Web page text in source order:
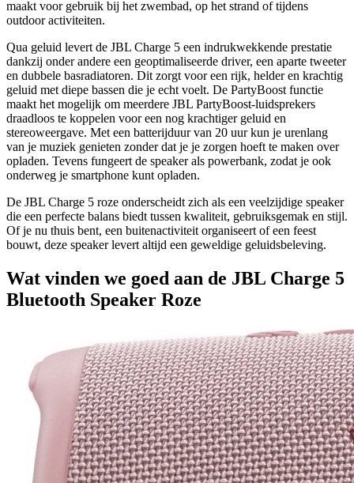
maakt voor gebruik bij het zwembad, op het strand of tijdens
outdoor activiteiten.
Qua geluid levert de JBL Charge 5 een indrukwekkende prestatie
dankzij onder andere een geoptimaliseerde driver, een aparte tweeter
en dubbele basradiatoren. Dit zorgt voor een rijk, helder en krachtig
geluid met diepe bassen die je echt voelt. De PartyBoost functie
maakt het mogelijk om meerdere JBL PartyBoost-luidsprekers
draadloos te koppelen voor een nog krachtiger geluid en
stereoweergave. Met een batterijduur van 20 uur kun je urenlang
van je muziek genieten zonder dat je je zorgen hoeft te maken over
opladen. Tevens fungeert de speaker als powerbank, zodat je ook
onderweg je smartphone kunt opladen.
De JBL Charge 5 roze onderscheidt zich als een veelzijdige speaker
die een perfecte balans biedt tussen kwaliteit, gebruiksgemak en stijl.
Of je nu thuis bent, een buitenactiviteit organiseert of een feest
bouwt, deze speaker levert altijd een geweldige geluidsbeleving.
Wat vinden we goed aan de JBL Charge 5
Bluetooth Speaker Roze